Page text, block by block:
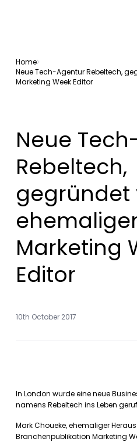
Home
Neue Tech-Agentur Rebeltech,
Marketing Week Editor
Neue
Rebeltech,
gegründet
Marketing
Editor
10th October 2017
In London wurde eine neue
namens Rebeltech ins Leben
Mark Choueke, ehemaliger
Branchenpublikation Marketing